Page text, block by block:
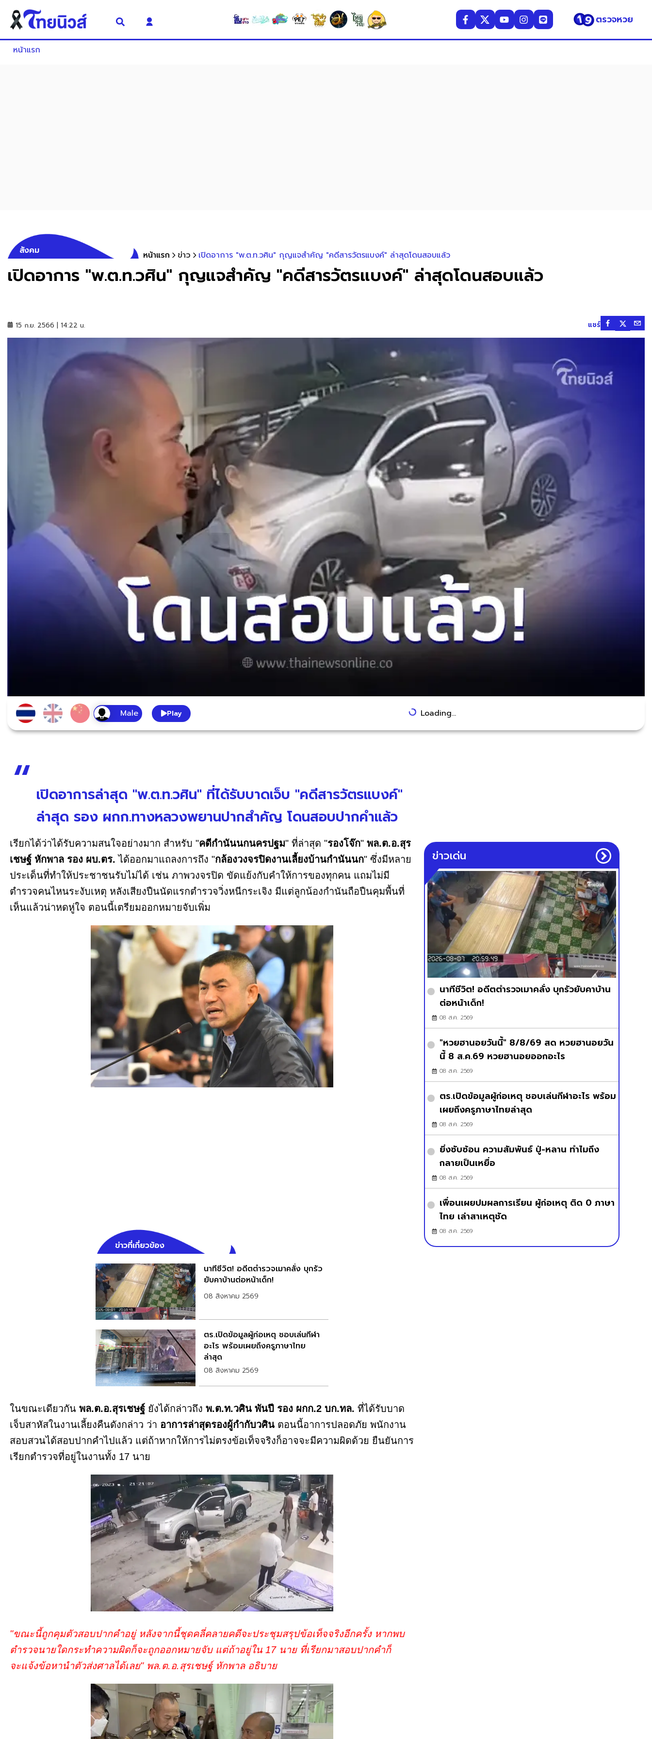
ตรวจหวย
หน้าแรก
สังคม หน้าแรก ข่าว เปิดอาการ "พ.ต.ท.วศิน" กุญแจสำคัญ "คดีสารวัตรแบงค์" ล่าสุดโดนสอบแล้ว
เปิดอาการ "พ.ต.ท.วศิน" กุญแจสำคัญ "คดีสารวัตรแบงค์" ล่าสุดโดนสอบแล้ว
15 ก.ย. 2566 | 14:22 น. แชร์
Play Loading...
เปิดอาการล่าสุด "พ.ต.ท.วศิน" ที่ได้รับบาดเจ็บ "คดีสารวัตรแบงค์"
ล่าสุด รอง ผกก.ทางหลวงพยานปากสำคัญ โดนสอบปากคำแล้ว
เรียกได้ว่าได้รับความสนใจอย่างมาก สำหรับ "คดีกำนันนกนครปฐม" ที่ล่าสุด "รองโจ๊ก" พล.ต.อ.สุร
เชษฐ์ หักพาล รอง ผบ.ตร. ได้ออกมาแถลงการถึง "กล้องวงจรปิดงานเลี้ยงบ้านกำนันนก" ซึ่งมีหลาย
ประเด็นที่ทำให้ประชาชนรับไม่ได้ เช่น ภาพวงจรปิด ขัดแย้งกับคำให้การของทุกคน แถมไม่มี
ตำรวจคนไหนระงับเหตุ หลังเสียงปืนนัดแรกตำรวจวิ่งหนีกระเจิง มีแต่ลูกน้องกำนันถือปืนคุมพื้นที่
เห็นแล้วน่าหดหู่ใจ ตอนนี้เตรียมออกหมายจับเพิ่ม
ข่าวที่เกี่ยวข้อง
นาทีชีวิต! อดีตตำรวจเมาคลั่ง บุกรัว
ยับคาบ้านต่อหน้าเด็ก!
08 สิงหาคม 2569
ตร.เปิดข้อมูลผู้ก่อเหตุ ชอบเล่นกีฬา
อะไร พร้อมเผยถึงครูภาษาไทย
ล่าสุด
08 สิงหาคม 2569
ในขณะเดียวกัน พล.ต.อ.สุรเชษฐ์ ยังได้กล่าวถึง พ.ต.ท.วศิน พันปี รอง ผกก.2 บก.ทล. ที่ได้รับบาด
เจ็บสาหัสในงานเลี้ยงคืนดังกล่าว ว่า อาการล่าสุดรองผู้กำกับวศิน ตอนนี้อาการปลอดภัย พนักงาน
สอบสวนได้สอบปากคำไปแล้ว แต่ถ้าหากให้การไม่ตรงข้อเท็จจริงก็อาจจะมีความผิดด้วย ยืนยันการ
เรียกตำรวจที่อยู่ในงานทั้ง 17 นาย
"ขณะนี้ถูกคุมตัวสอบปากคำอยู่ หลังจากนี้ชุดคลี่คลายคดีจะประชุมสรุปข้อเท็จจริงอีกครั้ง หากพบ
ตำรวจนายใดกระทำความผิดก็จะถูกออกหมายจับ แต่ถ้าอยู่ใน 17 นาย ที่เรียกมาสอบปากคำก็
จะแจ้งข้อหานำตัวส่งศาลได้เลย" พล.ต.อ.สุรเชษฐ์ หักพาล อธิบาย
ข่าวเด่น
นาทีชีวิต! อดีตตำรวจเมาคลั่ง บุกรัวยับคาบ้าน
ต่อหน้าเด็ก!
08 ส.ค. 2569
"หวยฮานอยวันนี้" 8/8/69 สด หวยฮานอยวัน
นี้ 8 ส.ค.69 หวยฮานอยออกอะไร
08 ส.ค. 2569
ตร.เปิดข้อมูลผู้ก่อเหตุ ชอบเล่นกีฬาอะไร พร้อม
เผยถึงครูภาษาไทยล่าสุด
08 ส.ค. 2569
ยิ่งซับซ้อน ความสัมพันธ์ ปู่-หลาน ทำไมถึง
กลายเป็นเหยื่อ
08 ส.ค. 2569
เพื่อนเผยปมผลการเรียน ผู้ก่อเหตุ ติด 0 ภาษา
ไทย เล่าสาเหตุชัด
08 ส.ค. 2569